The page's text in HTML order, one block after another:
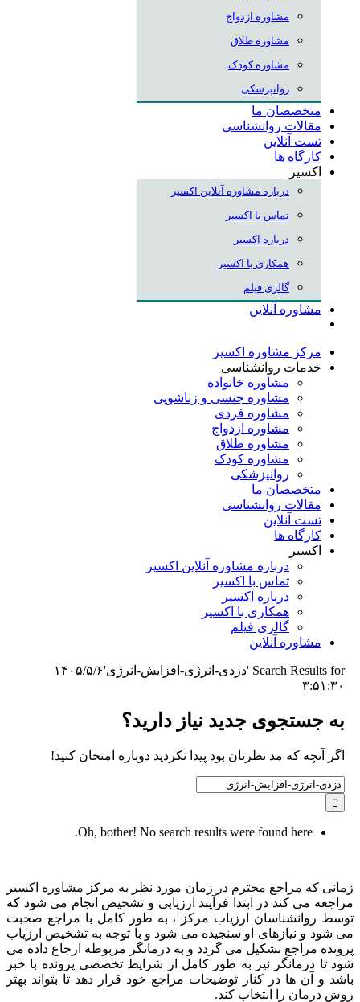
مشاوره ازدواج
مشاوره طلاق
مشاوره کودک
روانپزشکی
متخصصان ما
مقالات روانشناسی
تست آنلاین
کارگاه ها
اکسیر
درباره مشاوره آنلاین اکسیر
تماس با اکسیر
درباره اکسیر
همکاری با اکسیر
گالری فیلم
مشاوره آنلاین
مرکز مشاوره اکسیر
خدمات روانشناسی
مشاوره خانواده
مشاوره جنسی و زناشویی
مشاوره فردی
مشاوره ازدواج
مشاوره طلاق
مشاوره کودک
روانپزشکی
متخصصان ما
مقالات روانشناسی
تست آنلاین
کارگاه ها
اکسیر
درباره مشاوره آنلاین اکسیر
تماس با اکسیر
درباره اکسیر
همکاری با اکسیر
گالری فیلم
مشاوره آنلاین
Search Results for 'دزدی-انرژی-افزایش-انرژی'
۱۴۰۵/۵/۶
۳:۵۱:۳۰
به جستجوی جديد نياز داريد؟
اگر آنچه که مد نظرتان بود پیدا نکردید دوباره امتحان کنید!
Search
for:
Oh, bother! No search results were found here.
زمانی که مراجع محترم در زمان مورد نظر به مرکز مشاوره اکسیر
مراجعه می کند در ابتدا فرآیند ارزیابی و تشخیص انجام می شود که
توسط روانشناسان ارزیاب مرکز ، به طور کامل با مراجع صحبت
می شود و نیازهای او سنجیده می شود و با توجه به تشخیص ارزیاب
پرونده مراجع تشکیل می گردد و به درمانگر مربوطه ارجاع داده می
شود تا درمانگر نیز به طور کامل از شرایط تخصصی پرونده با خبر
باشد و آن ها در کنار توضیحات مراجع خود قرار دهد تا بتواند بهتر
روش درمان را انتخاب کند.